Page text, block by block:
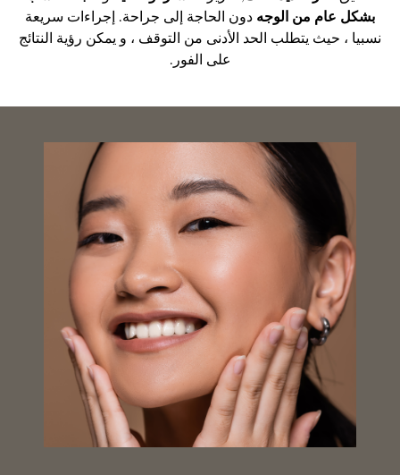
بشكل عام من الوجه دون الحاجة إلى جراحة. إجراءات سريعة
نسبيا ، حيث يتطلب الحد الأدنى من التوقف ، و يمكن رؤية النتائج
على الفور.